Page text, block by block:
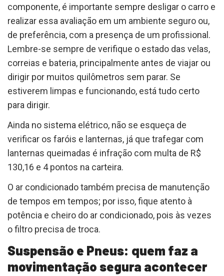
componente, é importante sempre desligar o carro e
realizar essa avaliação em um ambiente seguro ou,
de preferência, com a presença de um profissional.
Lembre-se sempre de verifique o estado das velas,
correias e bateria, principalmente antes de viajar ou
dirigir por muitos quilômetros sem parar. Se
estiverem limpas e funcionando, está tudo certo
para dirigir.
Ainda no sistema elétrico, não se esqueça de
verificar os faróis e lanternas, já que trafegar com
lanternas queimadas é infração com multa de R$
130,16 e 4 pontos na carteira.
O ar condicionado também precisa de manutenção
de tempos em tempos; por isso, fique atento à
potência e cheiro do ar condicionado, pois às vezes
o filtro precisa de troca.
Suspensão e Pneus: quem faz a
movimentação segura acontecer